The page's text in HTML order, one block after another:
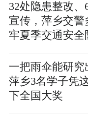
32处隐患整改、
宣传，萍乡交警
牢夏季交通安全
一把雨伞能研究
萍乡3名学子凭
下全国大奖